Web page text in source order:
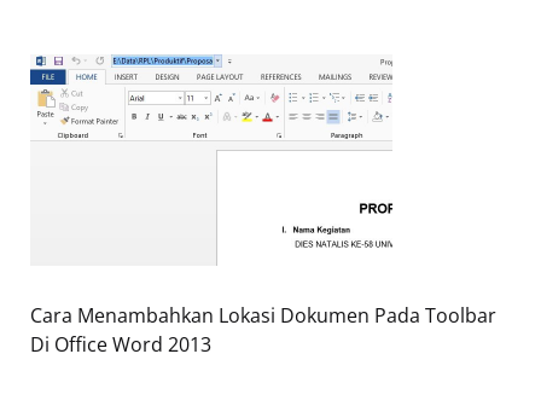
Cara Menambahkan Lokasi Dokumen Pada Toolbar
Di Office Word 2013